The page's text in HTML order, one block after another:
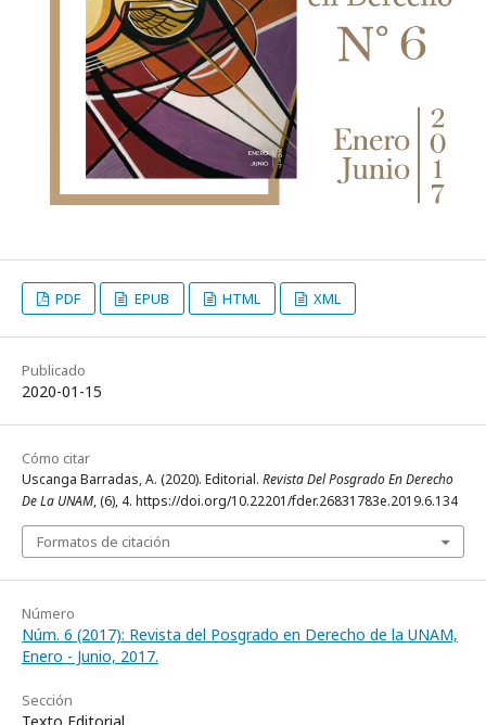
PDF EPUB HTML XML
Publicado
2020-01-15
Cómo citar
Uscanga Barradas, A. (2020). Editorial. Revista Del Posgrado En Derecho
De La UNAM, (6), 4. https://doi.org/10.22201/fder.26831783e.2019.6.134
Formatos de citación
Número
Núm. 6 (2017): Revista del Posgrado en Derecho de la UNAM,
Enero - Junio, 2017.
Sección
Texto Editorial